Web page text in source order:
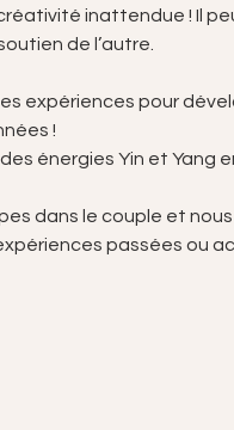
inattendue ! Il
de l’autre.
expériences pour
!
énergies Yin et Yang
dans le couple et
passées ou